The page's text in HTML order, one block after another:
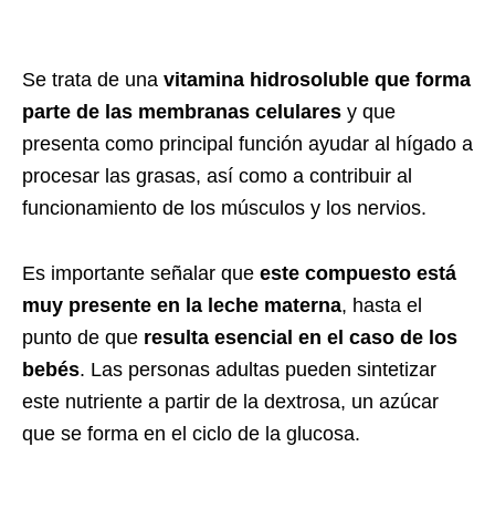
Se trata de una vitamina hidrosoluble que forma
parte de las membranas celulares y que
presenta como principal función ayudar al hígado a
procesar las grasas, así como a contribuir al
funcionamiento de los músculos y los nervios.
Es importante señalar que este compuesto está
muy presente en la leche materna, hasta el
punto de que resulta esencial en el caso de los
bebés. Las personas adultas pueden sintetizar
este nutriente a partir de la dextrosa, un azúcar
que se forma en el ciclo de la glucosa.